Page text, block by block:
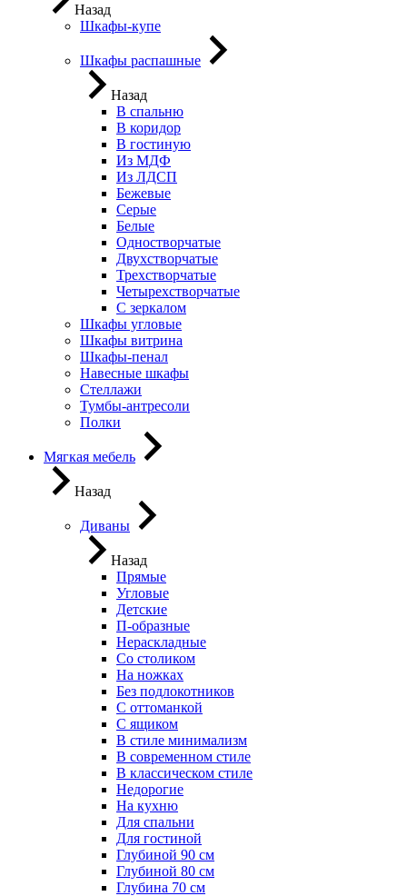
Назад
Шкафы-купе
Шкафы распашные
Назад
В спальню
В коридор
В гостиную
Из МДФ
Из ЛДСП
Бежевые
Серые
Белые
Одностворчатые
Двухстворчатые
Трехстворчатые
Четырехстворчатые
С зеркалом
Шкафы угловые
Шкафы витрина
Шкафы-пенал
Навесные шкафы
Стеллажи
Тумбы-антресоли
Полки
Мягкая мебель
Назад
Диваны
Назад
Прямые
Угловые
Детские
П-образные
Нераскладные
Со столиком
На ножках
Без подлокотников
С оттоманкой
С ящиком
В стиле минимализм
В современном стиле
В классическом стиле
Недорогие
На кухню
Для спальни
Для гостиной
Глубиной 90 см
Глубиной 80 см
Глубина 70 см